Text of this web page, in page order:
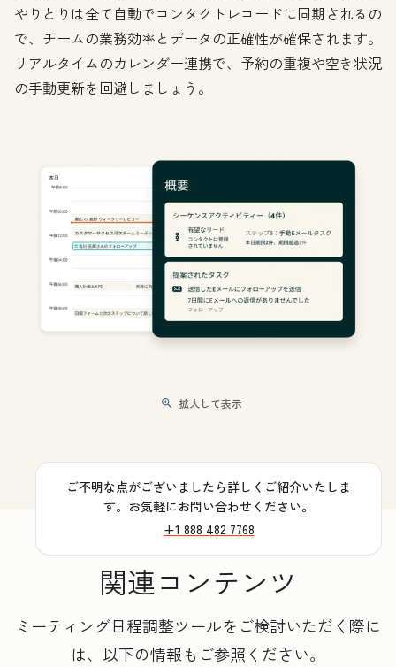
やりとりは全て自動でコンタクトレコードに同期されるの
で、チームの業務効率とデータの正確性が確保されます。
リアルタイムのカレンダー連携で、予約の重複や空き状況
の手動更新を回避しましょう。
拡大して表示
ご不明な点がございましたら詳しくご紹介いたしま
す。お気軽にお問い合わせください。
+1 888 482 7768
関連コンテンツ
ミーティング日程調整ツールをご検討いただく際に
は、以下の情報もご参照ください。